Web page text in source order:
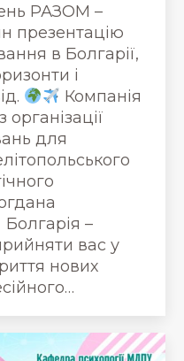
РАЗОМ –
презентацію
в Болгарії,
і
Компанія
для
Болгарія –
вас у
нових